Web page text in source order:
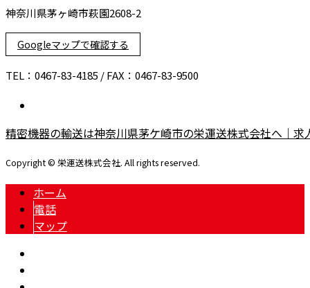
神奈川県茅ヶ崎市萩園2608-2
Googleマップで確認する
TEL：0467-83-4185 / FAX：0467-83-9500
精密機器の輸送は神奈川県茅ケ崎市の栄運送株式会社へ｜求
Copyright © 栄運送株式会社. All rights reserved.
ホーム
電話
マップ